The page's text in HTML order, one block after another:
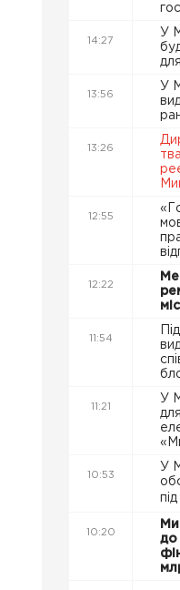
14:27
У
13:56
У
13:26
12:55
12:22
11:54
11:21
У
10:53
У
10:20
до